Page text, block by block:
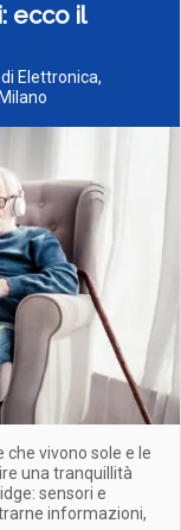
ecco il
Elettronica,
che vivono sole e le
una tranquillità
sensori e
informazioni,